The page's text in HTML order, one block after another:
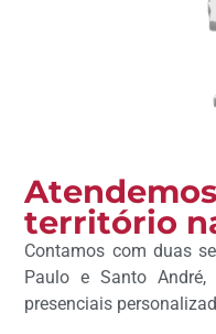
território
Contamos com duas
Paulo e Santo André,
presenciais